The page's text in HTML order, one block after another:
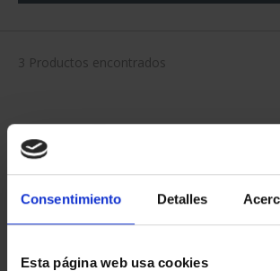
Consentimiento Detalles
Esta página web usa cookies
3 Productos encontrados